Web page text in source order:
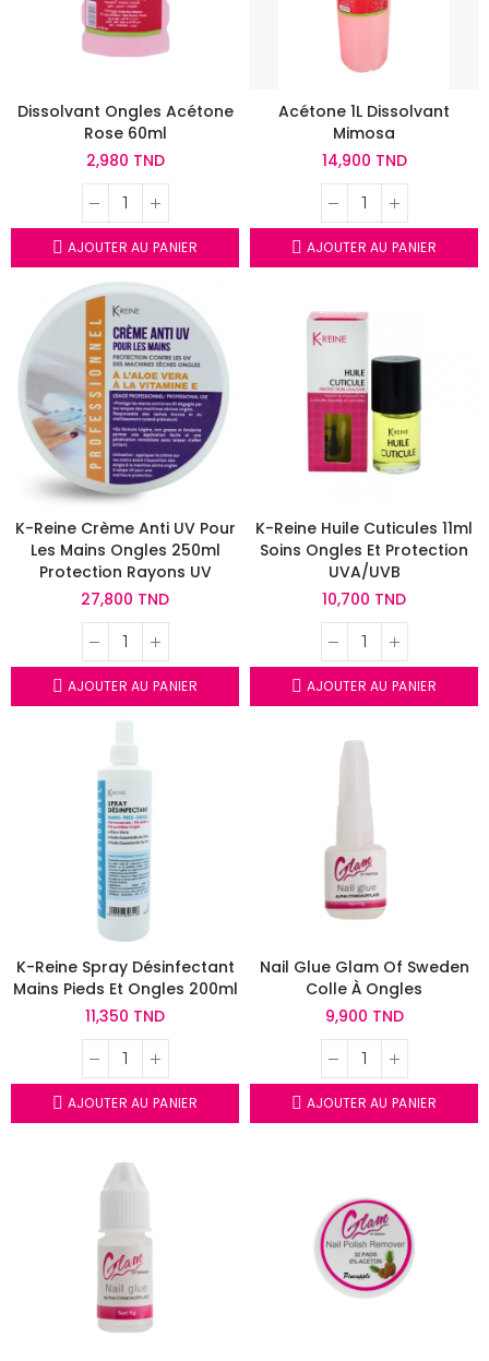
Dissolvant Ongles Acétone
Rose 60ml
2,980 TND
AJOUTER AU PANIER
Acétone 1L Dissolvant
Mimosa
14,900 TND
AJOUTER AU PANIER
K-Reine Crème Anti UV Pour
Les Mains Ongles 250ml
Protection Rayons UV
27,800 TND
AJOUTER AU PANIER
K-Reine Huile Cuticules 11ml
Soins Ongles Et Protection
UVA/UVB
10,700 TND
AJOUTER AU PANIER
K-Reine Spray Désinfectant
Mains Pieds Et Ongles 200ml
11,350 TND
AJOUTER AU PANIER
Nail Glue Glam Of Sweden
Colle À Ongles
9,900 TND
AJOUTER AU PANIER